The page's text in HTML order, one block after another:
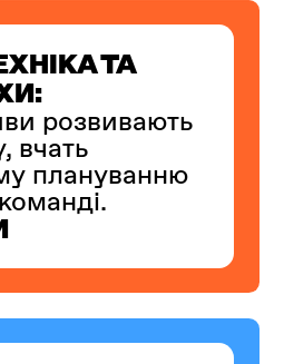
ТА
розвивають
вчать
плануванню